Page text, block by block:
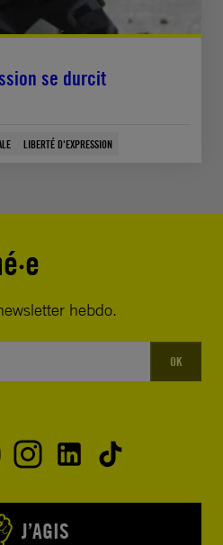
se durcit
LIBERTÉ D'EXPRESSION
hebdo.
OK
J’AGIS